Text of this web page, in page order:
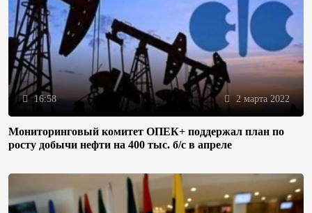
16:58 2 марта 2022
Мониторинговый комитет ОПЕК+ поддержал план по
росту добычи нефти на 400 тыс. б/с в апреле